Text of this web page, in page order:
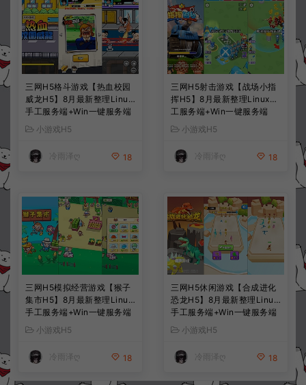
三网H5格斗游戏【热血校园
威龙H5】8月最新整理Linux
手工服务端+Win一键服务端
+解压即玩+简易安卓客户端
+详细搭建教程
小游戏H5
冷雨泽ღ 18
三网H5射击游戏【战场小指
挥H5】8月最新整理Linux手
工服务端+Win一键服务端
+解压即玩+简易安卓客户端
+详细搭建教程
小游戏H5
冷雨泽ღ 18
三网H5模拟经营游戏【猴子
集市H5】8月最新整理Linux
手工服务端+Win一键服务端
+解压即玩+简易安卓客户端
+详细搭建教程
小游戏H5
冷雨泽ღ 18
三网H5休闲游戏【合成进化
恐龙H5】8月最新整理Linux
手工服务端+Win一键服务端
+解压即玩+简易安卓客户端
+详细搭建教程
小游戏H5
冷雨泽ღ 18